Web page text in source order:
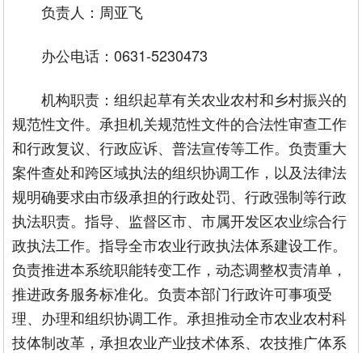
负责人：周亚飞
办公电话：0631-5230473
机构职责：组织起草有关农业农村和乡村振兴的
规范性文件。承担机关规范性文件的合法性审查工作
和行政复议、行政应诉、普法宣传等工作。负责重大
案件查处和跨区域执法的组织协调工作，以及法律法
规明确要求由市级承担的行政处罚、行政强制等行政
执法职责。指导、监督区市、市属开发区农业综合行
政执法工作。指导全市农业行政执法体系建设工作。
负责推进本系统职能转变工作，动态调整权责清单，
推进政务服务标准化。负责本部门行政许可事项受
理、办理和组织协调工作。承担推动全市农业农村科
技体制改革，承担农业产业技术体系、农技推广体系